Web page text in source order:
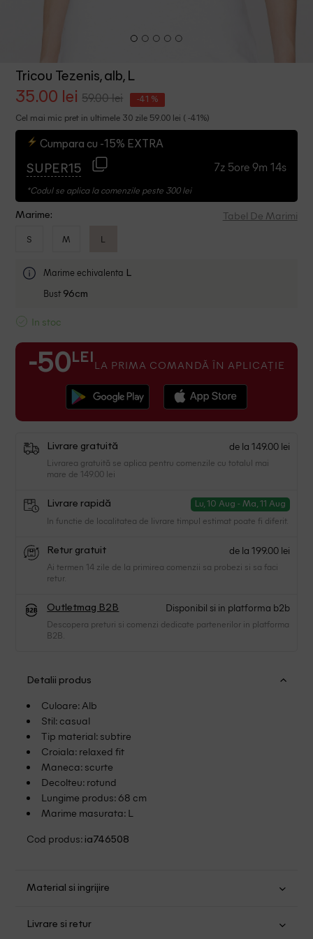
Tricou Tezenis, alb, L
35.00 lei 59.00 lei -41 %
Cel mai mic pret in ultimele 30 zile 59.00 lei ( -41%)
Cumpara cu -15% EXTRA
SUPER15 7z 5ore 9m 14s
*Codul se aplica la comenzile peste 300 lei
Marime: Tabel De Marimi
S M L
Marime echivalenta L
Bust 96cm
In stoc
-50 LEI LA PRIMA COMANDĂ ÎN APLICAȚIE
Livrare gratuită de la 149.00 lei
Livrarea gratuită se aplica pentru comenzile cu totalul mai
mare de 149.00 lei
Livrare rapidă Lu, 10 Aug - Ma, 11 Aug
In functie de localitatea de livrare timpul estimat poate fi diferit.
Retur gratuit de la 199.00 lei
Ai termen 14 zile de la primirea comenzii sa probezi si sa faci
retur.
Outletmag B2B Disponibil si in platforma b2b
Descopera preturi si comenzi dedicate partenerilor in platforma
B2B.
Detalii produs
Culoare: Alb
Stil: casual
Tip material: subtire
Croiala: relaxed fit
Maneca: scurte
Decolteu: rotund
Lungime produs: 68 cm
Marime masurata: L
Cod produs: ia746508
Material si ingrijire
Livrare si retur